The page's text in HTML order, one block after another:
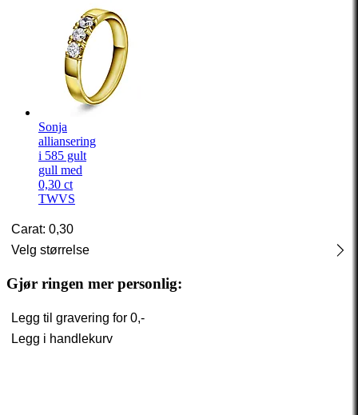
Sonja
alliansering
i 585 gult
gull med
0,30 ct
TWVS
Carat: 0,30
Velg størrelse
Gjør ringen mer personlig:
Legg til gravering for 0,-
Legg i handlekurv